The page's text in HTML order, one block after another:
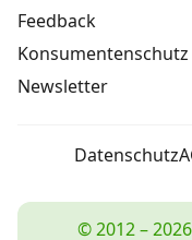
Feedback
Konsumentenschutz
Newsletter
Datenschutz
© 2012 –